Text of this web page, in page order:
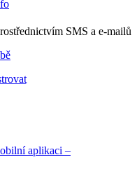
SMS a e-mailů
aplikaci –